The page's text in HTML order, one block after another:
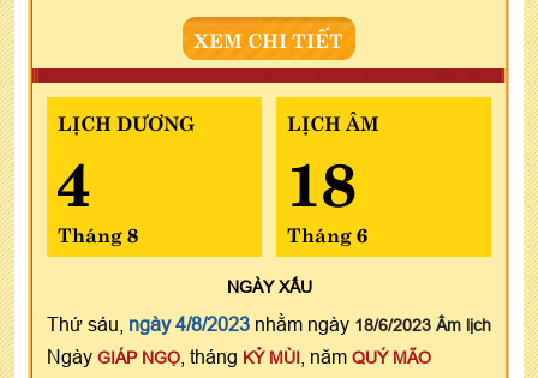
XEM CHI TIẾT
LỊCH DƯƠNG
4
Tháng 8
LỊCH ÂM
18
Tháng 6
NGÀYXẤU
Thứ sáu, ngày 4/8/2023 nhằm ngày 18/6/2023 Âm lịch
Ngày GIÁP NGỌ , tháng KỶ MÙI , năm QUÝ MÃO